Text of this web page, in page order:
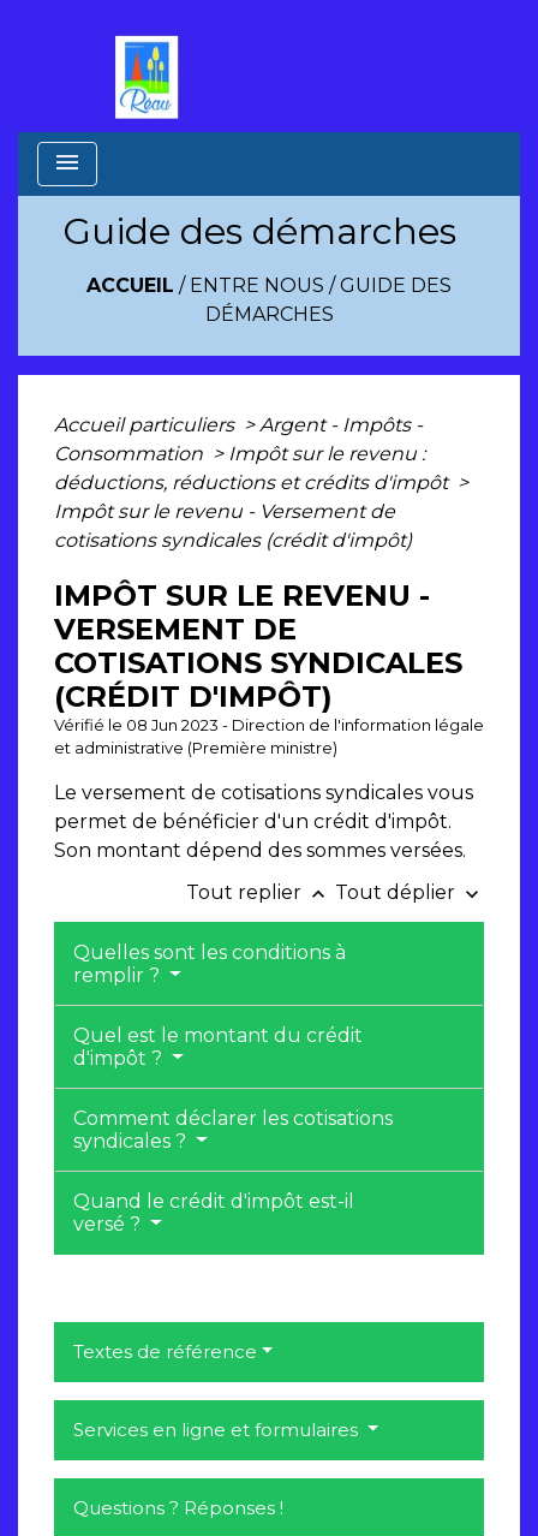
menu
Guide des démarches
ACCUEIL / ENTRE NOUS /GUIDE DES
DÉMARCHES
Accueil particuliers > Argent - Impôts -
Consommation > Impôt sur le revenu :
déductions, réductions et crédits d'impôt >
Impôt sur le revenu - Versement de
cotisations syndicales (crédit d'impôt)
IMPÔT SUR LE REVENU -
VERSEMENT DE
COTISATIONS SYNDICALES
(CRÉDIT D'IMPÔT)
Vérifié le 08 Jun 2023 - Direction de l'information légale
et administrative (Première ministre)
Le versement de cotisations syndicales vous
permet de bénéficier d'un crédit d'impôt.
Son montant dépend des sommes versées.
Tout replier keyboard_arrow_up Tout déplier keyboard_arrow_down
Quelles sont les conditions à
remplir ?
Quel est le montant du crédit
d'impôt ?
Comment déclarer les cotisations
syndicales ?
Quand le crédit d'impôt est-il
versé ?
Textes de référence
Services en ligne et formulaires
Questions ? Réponses !